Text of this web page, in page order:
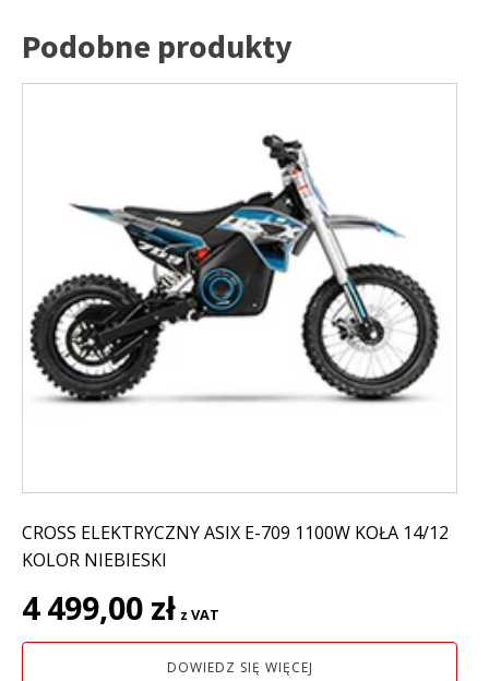
Podobne produkty
CROSS ELEKTRYCZNY ASIX E-709 1100W KOŁA 14/12
KOLOR NIEBIESKI
4 499,00 zł z VAT
DOWIEDZ SIĘ WIĘCEJ